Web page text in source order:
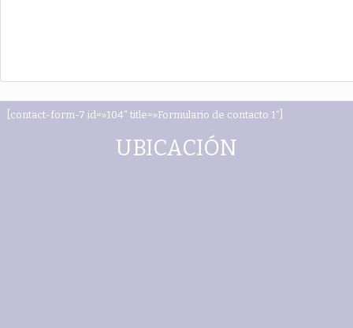
[contact-form-7 id=»104″ title=»Formulario de contacto 1″]
UBICACIÓN